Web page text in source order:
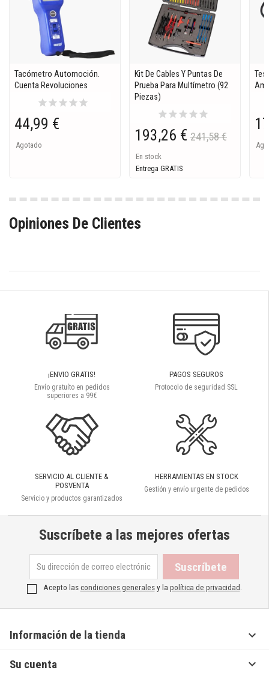
Tacómetro Automoción.
Cuenta Revoluciones
starstarstarstarstar
44,99 €
Agotado
Kit De Cables Y Puntas De
Prueba Para Multímetro (92
Piezas)
starstarstarstarstar
193,26 € 241,58 €
En stock
Entrega GRATIS
Opiniones De Clientes
¡ENVIO GRATIS!
Envío gratuíto en pedidos
superiores a 99€
PAGOS SEGUROS
Protocolo de seguridad SSL
SERVICIO AL CLIENTE &
POSVENTA
Servicio y productos garantizados
HERRAMIENTAS EN STOCK
Gestión y envío urgente de pedidos
Suscríbete a las mejores ofertas
Acepto lascondiciones generalesy la política de privacidad.
Información de la tienda 
Su cuenta 